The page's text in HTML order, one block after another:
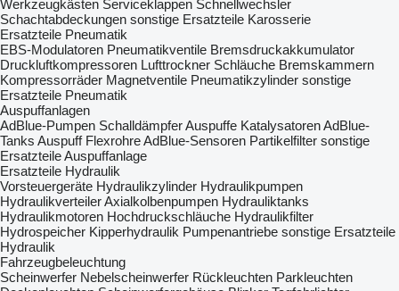
Werkzeugkästen Serviceklappen Schnellwechsler
Schachtabdeckungen sonstige Ersatzteile Karosserie
Ersatzteile Pneumatik
EBS-Modulatoren Pneumatikventile Bremsdruckakkumulator
Druckluftkompressoren Lufttrockner Schläuche Bremskammern
Kompressorräder Magnetventile Pneumatikzylinder sonstige
Ersatzteile Pneumatik
Auspuffanlagen
AdBlue-Pumpen SchalldämpferAuspuffe KatalysatorenAdBlue-
Tanks Auspuff FlexrohreAdBlue-Sensoren Partikelfilter sonstige
Ersatzteile Auspuffanlage
Ersatzteile Hydraulik
Vorsteuergeräte Hydraulikzylinder Hydraulikpumpen
HydraulikverteilerAxialkolbenpumpen Hydrauliktanks
Hydraulikmotoren Hochdruckschläuche Hydraulikfilter
Hydrospeicher Kipperhydraulik Pumpenantriebe sonstige Ersatzteile
Hydraulik
Fahrzeugbeleuchtung
Scheinwerfer Nebelscheinwerfer Rückleuchten Parkleuchten